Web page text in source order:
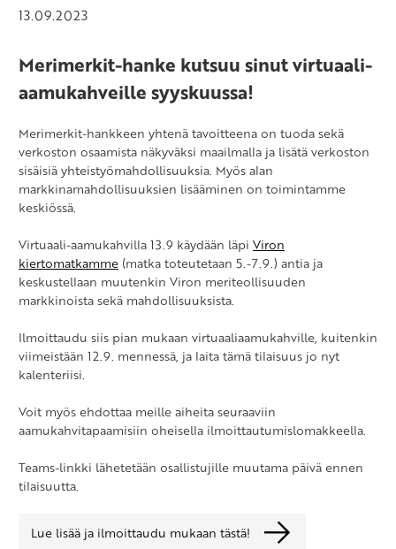
13.09.2023
Merimerkit-hanke kutsuu sinut virtuaali-
aamukahveille syyskuussa!
Merimerkit-hankkeen yhtenä tavoitteena on tuoda sekä
verkoston osaamista näkyväksi maailmalla ja lisätä verkoston
sisäisiä yhteistyömahdollisuuksia. Myös alan
markkinamahdollisuuksien lisääminen on toimintamme
keskiössä.
Virtuaali-aamukahvilla 13.9 käydään läpi Viron
kiertomatkamme (matka toteutetaan 5.-7.9.) antia ja
keskustellaan muutenkin Viron meriteollisuuden
markkinoista sekä mahdollisuuksista.
Ilmoittaudu siis pian mukaan virtuaaliaamukahville, kuitenkin
viimeistään 12.9. mennessä, ja laita tämä tilaisuus jo nyt
kalenteriisi.
Voit myös ehdottaa meille aiheita seuraaviin
aamukahvitapaamisiin oheisella ilmoittautumislomakkeella.
Teams-linkki lähetetään osallistujille muutama päivä ennen
tilaisuutta.
Lue lisää ja ilmoittaudu mukaan tästä!